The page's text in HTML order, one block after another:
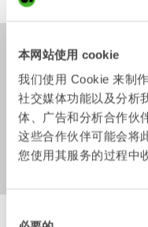
本网站使用 cookie
我们使用 Cookie 来制
社交媒体功能以及分析
体、广告和分析合作伙
这些合作伙伴可能会将
您使用其服务的过程中
与斯蒂瑞特在线聊
您可以通过屏幕右下角
在线聊天服务时间为周
CET。
非工作时间的咨询将通